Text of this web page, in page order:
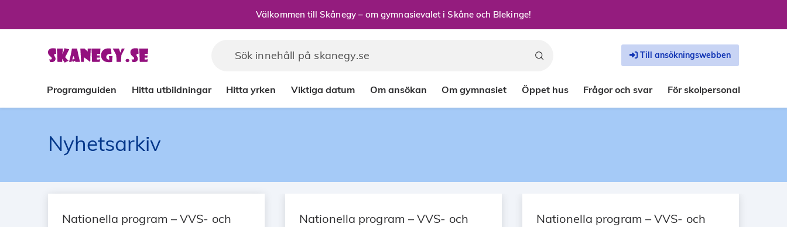
Välkommen till Skånegy – om gymnasievalet i Skåne och Blekinge!
Programguiden Hitta utbildningar Hitta yrken Viktiga datum Om ansökan Om gymnasiet Öppet hus Frågor och svar För skolpersonal
Till ansökningswebben
Nyhetsarkiv
Nationella program – VVS- och
Nationella program – VVS- och
Nationella program – VVS- och